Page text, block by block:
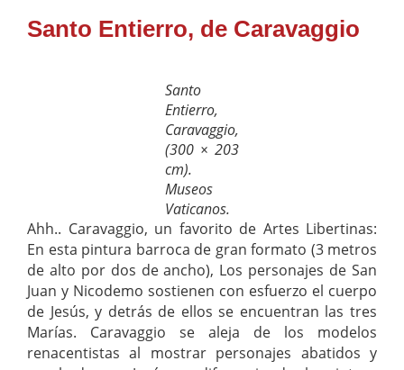
Santo Entierro, de Caravaggio
Santo
Entierro,
Caravaggio,
(300 × 203
cm).
Museos
Vaticanos.
Ahh.. Caravaggio, un favorito de Artes Libertinas:
En esta pintura barroca de gran formato (3 metros
de alto por dos de ancho), Los personajes de San
Juan y Nicodemo sostienen con esfuerzo el cuerpo
de Jesús, y detrás de ellos se encuentran las tres
Marías. Caravaggio se aleja de los modelos
renacentistas al mostrar personajes abatidos y